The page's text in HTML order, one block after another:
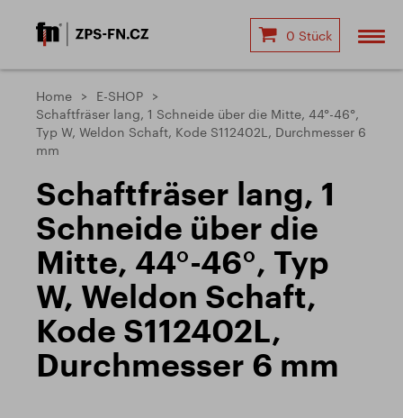
0 Stück
Home
E-SHOP
Schaftfräser lang, 1 Schneide über die Mitte, 44°-46°,
Typ W, Weldon Schaft, Kode S112402L, Durchmesser 6
mm
Schaftfräser lang, 1
Schneide über die
Mitte, 44°-46°, Typ
W, Weldon Schaft,
Kode S112402L,
Durchmesser 6 mm